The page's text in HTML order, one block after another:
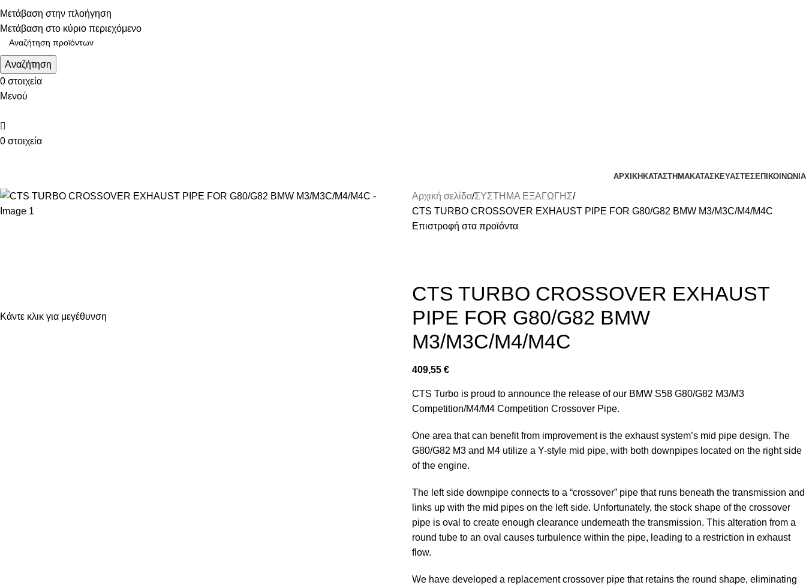
Μετάβαση στην πλοήγηση
Μετάβαση στο κύριο περιεχόμενο
Τηλεφωνικές παραγγελίες: 211 75 05 815
Αναζήτηση
0 στοιχεία
Μενού
0 στοιχεία
ΑΡΧΙΚΗΚΑΤΑΣΤΗΜΑΚΑΤΑΣΚΕΥΑΣΤΕΣΕΠΙΚΟΙΝΩΝΙΑ
Κάντε κλικ για μεγέθυνση
Αρχική σελίδα ΣΥΣΤΗΜΑ ΕΞΑΓΩΓΗΣ
CTS TURBO CROSSOVER EXHAUST PIPE FOR G80/G82 BMW M3/M3C/M4/M4C
Επιστροφή στα προϊόντα
CTS TURBO CROSSOVER EXHAUST
PIPE FOR G80/G82 BMW
M3/M3C/M4/M4C
409,55 €
CTS Turbo is proud to announce the release of our BMW S58 G80/G82 M3/M3
Competition/M4/M4 Competition Crossover Pipe.
One area that can benefit from improvement is the exhaust system’s mid pipe design. The
G80/G82 M3 and M4 utilize a Y-style mid pipe, with both downpipes located on the right side
of the engine.
The left side downpipe connects to a “crossover” pipe that runs beneath the transmission and
links up with the mid pipes on the left side. Unfortunately, the stock shape of the crossover
pipe is oval to create enough clearance underneath the transmission. This alteration from a
round tube to an oval causes turbulence within the pipe, leading to a restriction in exhaust
flow.
We have developed a replacement crossover pipe that retains the round shape, eliminating